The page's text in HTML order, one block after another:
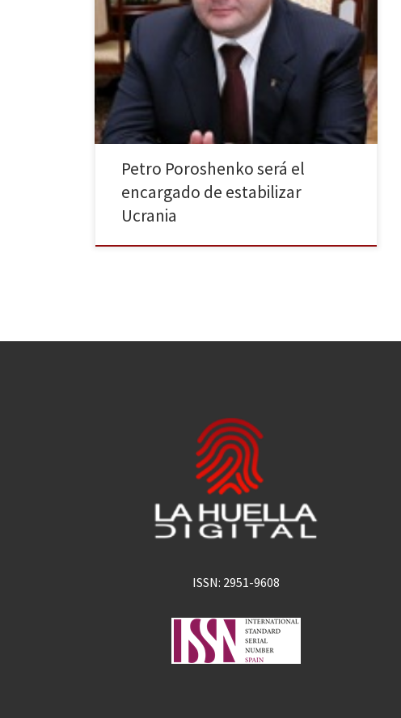
Según los primeros datos difundidos por la Comisión
Electoral Central (CEC) ucraniana, el magnate Petró
Poroshenko habría conseguido el 54,1% de los votos
en las elecciones presidenciales celebradas el
domingo en Ucrania. A la espera de resultados
oficiales, Poroshenko, ha superado a la carismática
Yulia Tymoshenko y será el encargado […]
Petro Poroshenko será el
encargado de estabilizar
Ucrania
ISSN: 2951-9608